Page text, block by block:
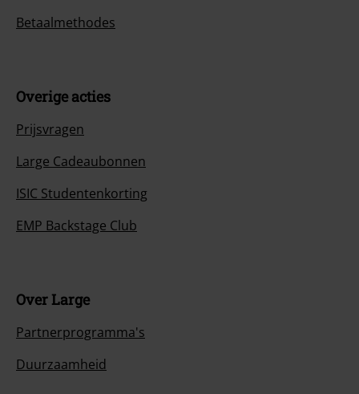
Betaalmethodes
Overige acties
Prijsvragen
Large Cadeaubonnen
ISIC Studentenkorting
EMP Backstage Club
Over Large
Partnerprogramma's
Duurzaamheid